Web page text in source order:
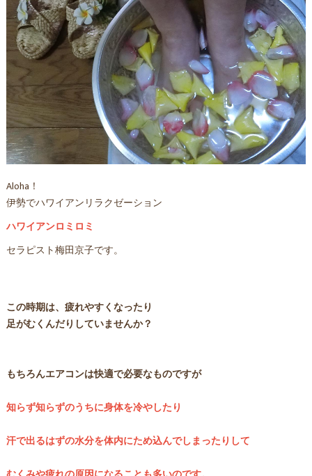
Aloha！
伊勢でハワイアンリラクゼーション
ハワイアンロミロミ
セラピスト梅田京子です。
この時期は、疲れやすくなったり
足がむくんだりしていませんか？
もちろんエアコンは快適で必要なものですが
知らず知らずのうちに身体を冷やしたり
汗で出るはずの水分を体内にため込んでしまったりして